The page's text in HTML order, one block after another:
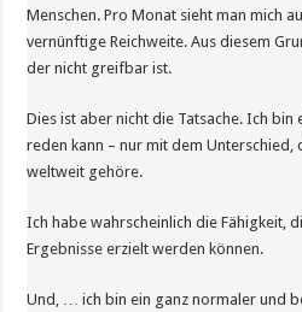
Menschen. Pro Monat sieht man mich
vernünftige Reichweite. Aus diesem
der nicht greifbar ist.
Dies ist aber nicht die Tatsache. Ich
reden kann – nur mit dem Unterschied,
weltweit gehöre.
Ich habe wahrscheinlich die Fähigkeit,
Ergebnisse erzielt werden können.
Und, … ich bin ein ganz normaler und